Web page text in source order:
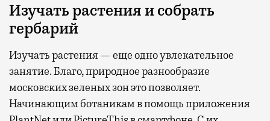
Изучать растения и собрать
гербарий
Изучать растения — еще одно увлекательное
занятие. Благо, природное разнообразие
московских зеленых зон это позволяет.
Начинающим ботаникам в помощь приложения